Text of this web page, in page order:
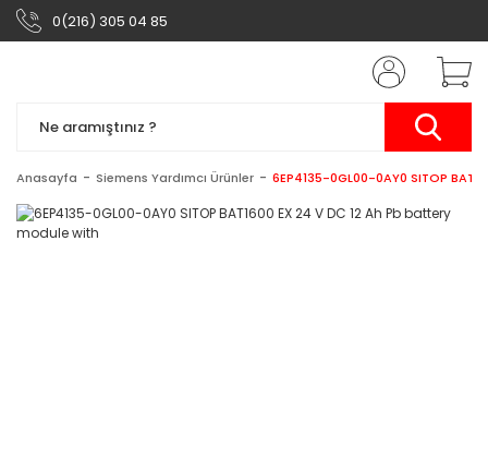
0(216) 305 04 85
Anasayfa Siemens Yardımcı Ürünler 6EP4135-0GL00-0AY0 SITOP